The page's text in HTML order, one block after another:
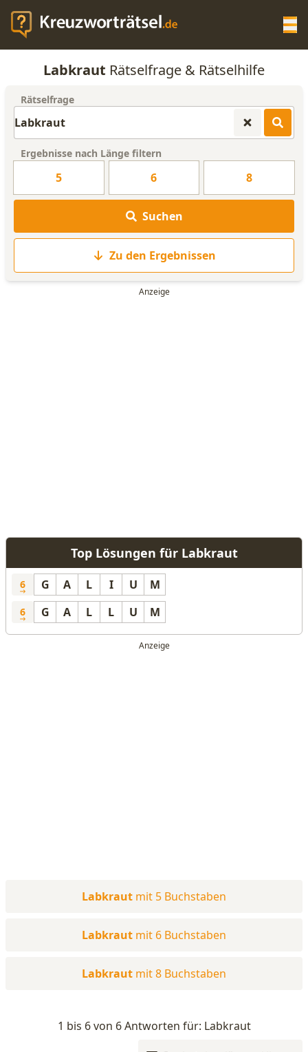
KREUZWORTRÄTSEL-HILFE
WORTLISTE
Labkraut Rätselfrage & Rätselhilfe
Rätselfrage
Ergebnisse nach Länge filtern
5 6 8
Suchen
Zu den Ergebnissen
Top Lösungen für Labkraut
6 G A L I U M
6 G A L L U M
Labkraut mit 5 Buchstaben
Labkraut mit 6 Buchstaben
Labkraut mit 8 Buchstaben
1 bis 6 von 6 Antworten für: Labkraut